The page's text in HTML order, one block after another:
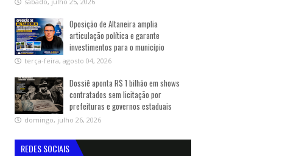
Oposição de Altaneira amplia
articulação política e garante
investimentos para o município
terça-feira, agosto 04, 2026
Dossiê aponta R$ 1 bilhão em shows
contratados sem licitação por
prefeituras e governos estaduais
domingo, julho 26, 2026
REDES SOCIAIS